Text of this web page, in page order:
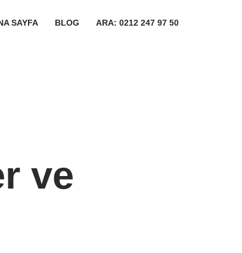
SAYFA BLOG ARA: 0212 247 97 50
ve